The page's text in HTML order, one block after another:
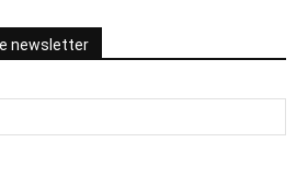
newsletter